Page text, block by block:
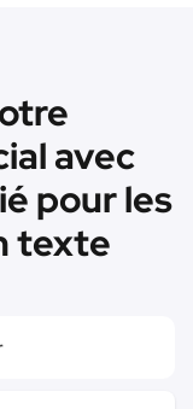
avec
pour les
texte